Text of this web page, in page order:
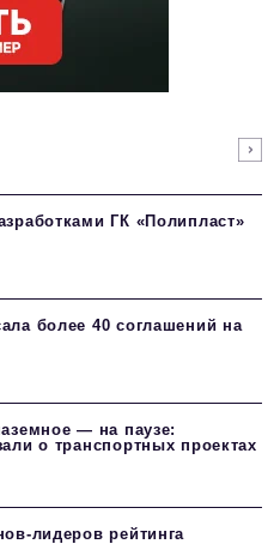
ГК «Полипласт»
более 40 соглашений на
— на паузе:
о транспортных проектах
лидеров рейтинга